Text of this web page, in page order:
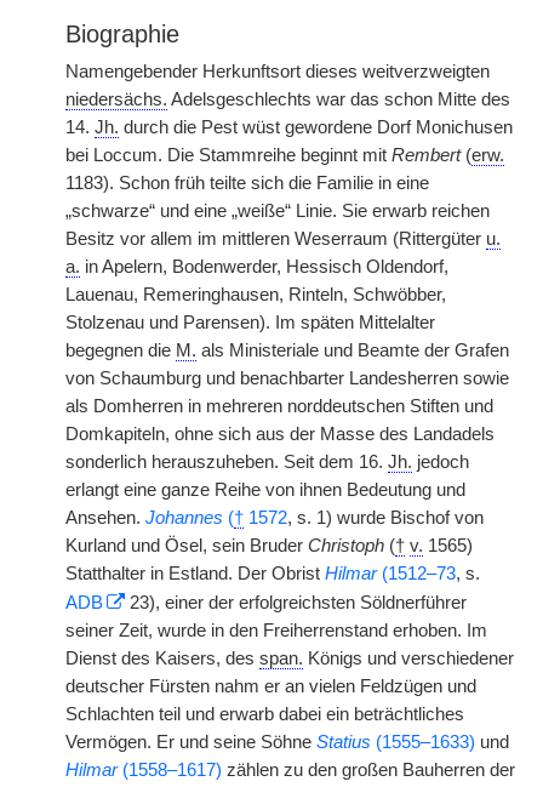
Biographie
Namengebender Herkunftsort dieses weitverzweigten
niedersächs. Adelsgeschlechts war das schon Mitte des
14. Jh. durch die Pest wüst gewordene Dorf Monichusen
bei Loccum. Die Stammreihe beginnt mit Rembert(erw.
1183). Schon früh teilte sich die Familie in eine
„schwarze“ und eine „weiße“ Linie. Sie erwarb reichen
Besitz vor allem im mittleren Weserraum (Rittergüter u.
a. in Apelern, Bodenwerder, Hessisch Oldendorf,
Lauenau, Remeringhausen, Rinteln, Schwöbber,
Stolzenau und Parensen). Im späten Mittelalter
begegnen die M. als Ministeriale und Beamte der Grafen
von Schaumburg und benachbarter Landesherren sowie
als Domherren in mehreren norddeutschen Stiften und
Domkapiteln, ohne sich aus der Masse des Landadels
sonderlich herauszuheben. Seit dem 16. Jh. jedoch
erlangt eine ganze Reihe von ihnen Bedeutung und
Ansehen. Johannes († 1572, s. 1) wurde Bischof von
Kurland und Ösel, sein Bruder Christoph († v. 1565)
Statthalter in Estland. Der Obrist Hilmar(1512–73, s.
ADB
23), einer der erfolgreichsten Söldnerführer
seiner Zeit, wurde in den Freiherrenstand erhoben. Im
Dienst des Kaisers, des span. Königs und verschiedener
deutscher Fürsten nahm er an vielen Feldzügen und
Schlachten teil und erwarb dabei ein beträchtliches
Vermögen. Er und seine Söhne Statius (1555–1633) und
Hilmar(1558–1617) zählen zu den großen Bauherren der